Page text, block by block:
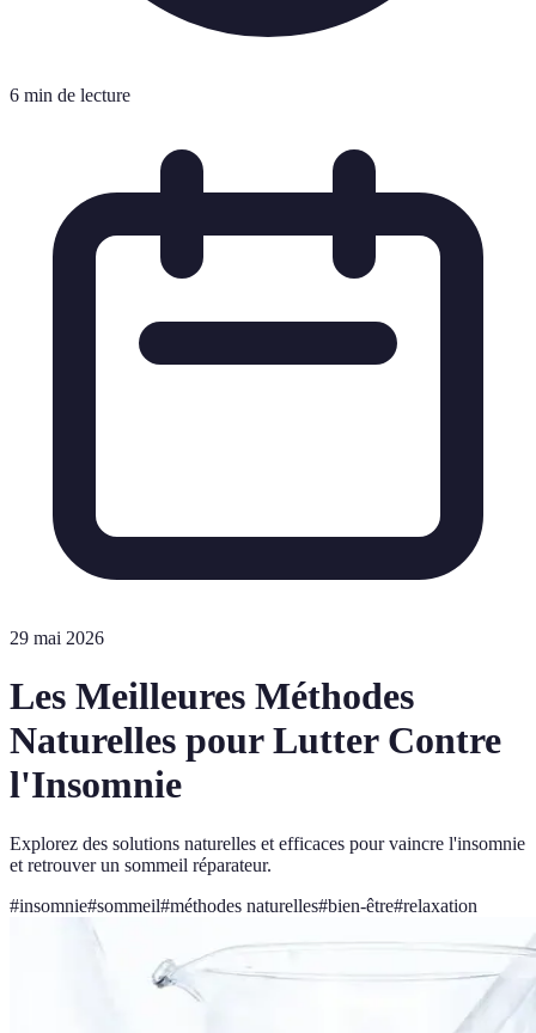
6 min de lecture
29 mai 2026
Les Meilleures Méthodes
Naturelles pour Lutter Contre
l'Insomnie
Explorez des solutions naturelles et efficaces pour vaincre l'insomnie
et retrouver un sommeil réparateur.
#insomnie#sommeil#méthodes naturelles#bien-être#relaxation